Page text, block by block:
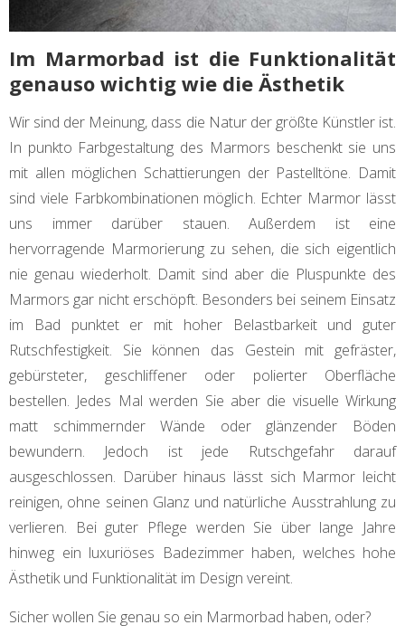
Im Marmorbad ist die Funktionalität
genauso wichtig wie die Ästhetik
Wir sind der Meinung, dass die Natur der größte Künstler ist.
In punkto Farbgestaltung des Marmors beschenkt sie uns
mit allen möglichen Schattierungen der Pastelltöne. Damit
sind viele Farbkombinationen möglich. Echter Marmor lässt
uns immer darüber stauen. Außerdem ist eine
hervorragende Marmorierung zu sehen, die sich eigentlich
nie genau wiederholt. Damit sind aber die Pluspunkte des
Marmors gar nicht erschöpft. Besonders bei seinem Einsatz
im Bad punktet er mit hoher Belastbarkeit und guter
Rutschfestigkeit. Sie können das Gestein mit gefräster,
gebürsteter, geschliffener oder polierter Oberfläche
bestellen. Jedes Mal werden Sie aber die visuelle Wirkung
matt schimmernder Wände oder glänzender Böden
bewundern. Jedoch ist jede Rutschgefahr darauf
ausgeschlossen. Darüber hinaus lässt sich Marmor leicht
reinigen, ohne seinen Glanz und natürliche Ausstrahlung zu
verlieren. Bei guter Pflege werden Sie über lange Jahre
hinweg ein luxuriöses Badezimmer haben, welches hohe
Ästhetik und Funktionalität im Design vereint.
Sicher wollen Sie genau so ein Marmorbad haben, oder?